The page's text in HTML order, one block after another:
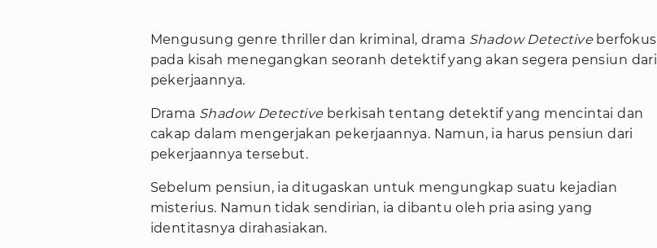
Mengusung genre thriller dan kriminal, drama Shadow Detectiveberfokus
pada kisah menegangkan seoranh detektif yang akan segera pensiun dari
pekerjaannya.
Drama Shadow Detective berkisah tentang detektif yang mencintai dan
cakap dalam mengerjakan pekerjaannya. Namun, ia harus pensiun dari
pekerjaannya tersebut.
Sebelum pensiun, ia ditugaskan untuk mengungkap suatu kejadian
misterius. Namun tidak sendirian, ia dibantu oleh pria asing yang
identitasnya dirahasiakan.